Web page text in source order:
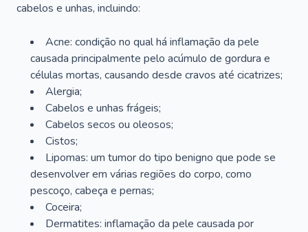
cabelos e unhas, incluindo:
Acne: condição no qual há inflamação da pele
causada principalmente pelo acúmulo de gordura e
células mortas, causando desde cravos até cicatrizes;
Alergia;
Cabelos e unhas frágeis;
Cabelos secos ou oleosos;
Cistos;
Lipomas: um tumor do tipo benigno que pode se
desenvolver em várias regiões do corpo, como
pescoço, cabeça e pernas;
Coceira;
Dermatites: inflamação da pele causada por